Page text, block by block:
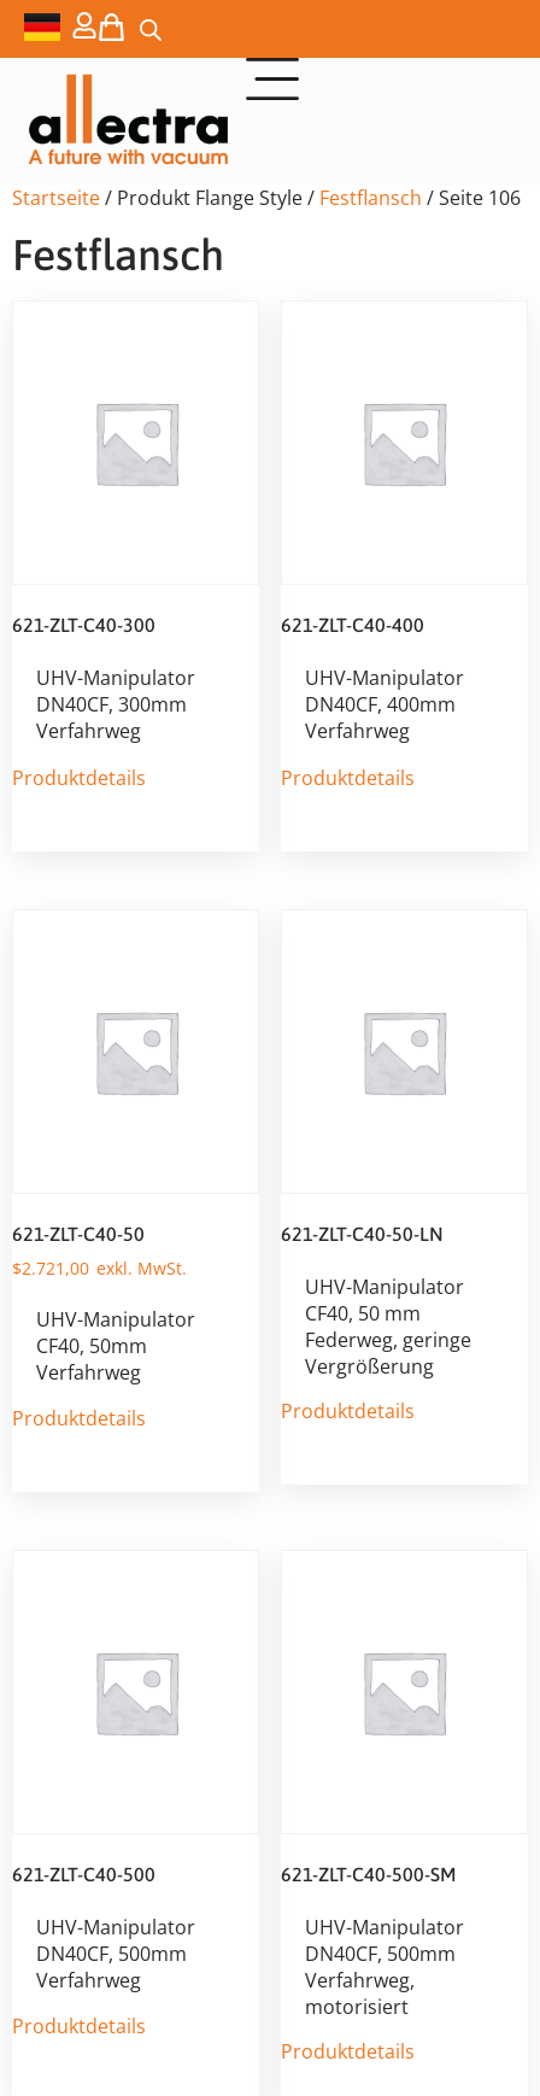
Startseite/ Produkt Flange Style / Festflansch / Seite 106
Festflansch
621-ZLT-C40-300
UHV-Manipulator
DN40CF, 300mm
Verfahrweg
Produktdetails
621-ZLT-C40-400
UHV-Manipulator
DN40CF, 400mm
Verfahrweg
Produktdetails
621-ZLT-C40-50
$2.721,00
UHV-Manipulator
CF40, 50mm
Verfahrweg
Produktdetails
621-ZLT-C40-50-LN
UHV-Manipulator
CF40, 50 mm
Federweg, geringe
Vergrößerung
Produktdetails
621-ZLT-C40-500
UHV-Manipulator
DN40CF, 500mm
Verfahrweg
Produktdetails
621-ZLT-C40-500-SM
UHV-Manipulator
DN40CF, 500mm
Verfahrweg,
motorisiert
Produktdetails